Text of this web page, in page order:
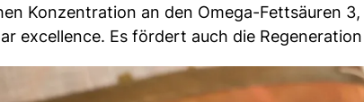
Konzentration an den Omega-Fettsäuren
excellence. Es fördert auch die